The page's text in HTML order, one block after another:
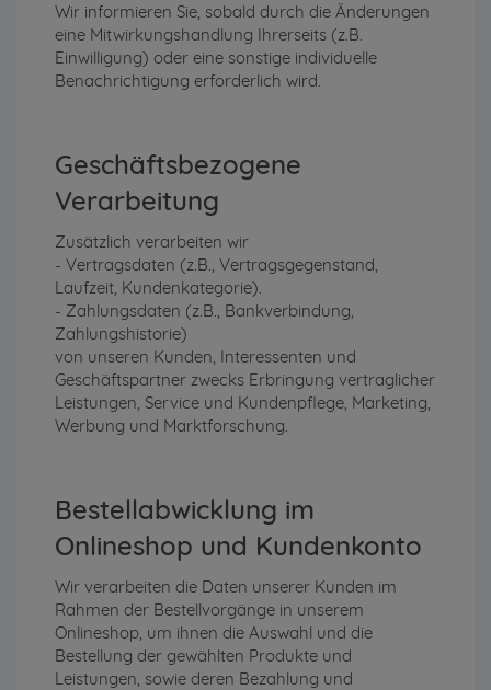
Wir informieren Sie, sobald durch die Änderungen
eine Mitwirkungshandlung Ihrerseits (z.B.
Einwilligung) oder eine sonstige individuelle
Benachrichtigung erforderlich wird.
Geschäftsbezogene
Verarbeitung
Zusätzlich verarbeiten wir
- Vertragsdaten (z.B., Vertragsgegenstand,
Laufzeit, Kundenkategorie).
- Zahlungsdaten (z.B., Bankverbindung,
Zahlungshistorie)
von unseren Kunden, Interessenten und
Geschäftspartner zwecks Erbringung vertraglicher
Leistungen, Service und Kundenpflege, Marketing,
Werbung und Marktforschung.
Bestellabwicklung im
Onlineshop und Kundenkonto
Wir verarbeiten die Daten unserer Kunden im
Rahmen der Bestellvorgänge in unserem
Onlineshop, um ihnen die Auswahl und die
Bestellung der gewählten Produkte und
Leistungen, sowie deren Bezahlung und